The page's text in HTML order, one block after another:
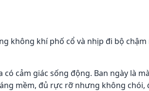
không khí phố cổ và nhịp đi bộ
cảm giác sống động. Ban ngày là
mềm, đủ rực rỡ nhưng không